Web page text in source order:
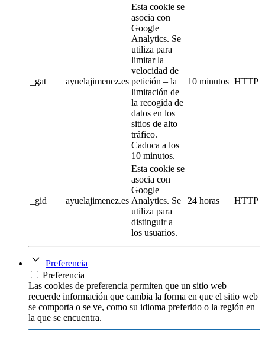
_gat ayuelajimenez.es
Esta cookie se
asocia con
Google
Analytics. Se
utiliza para
limitar la
velocidad de
petición – la
limitación de
la recogida de
datos en los
sitios de alto
tráfico.
Caduca a los
10 minutos.
10 minutos HTTP
_gid ayuelajimenez.es
Esta cookie se
asocia con
Google
Analytics. Se
utiliza para
distinguir a
los usuarios.
24 horas HTTP
Preferencia
Preferencia
Las cookies de preferencia permiten que un sitio web
recuerde información que cambia la forma en que el sitio web
se comporta o se ve, como su idioma preferido o la región en
la que se encuentra.